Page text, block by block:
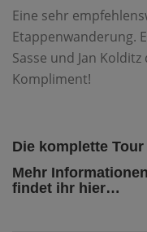
Eine sehr
Etappenwanderung.
Sasse und Jan
Kompliment!
Die komplette Tour
Mehr
findet ihr hier…